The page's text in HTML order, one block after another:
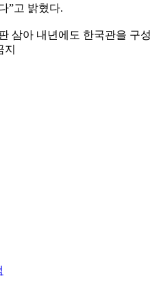
”고 밝혔다.
삼아 내년에도 한국관을